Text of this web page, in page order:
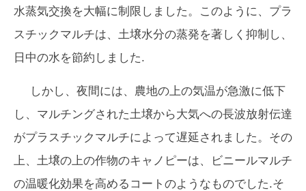
水蒸気交換を大幅に制限しました。このように、プラ
スチックマルチは、土壌水分の蒸発を著しく抑制し、
日中の水を節約しました.
しかし、夜間には、農地の上の気温が急激に低下
し、マルチングされた土壌から大気への長波放射伝達
がプラスチックマルチによって遅延されました。その
上、土壌の上の作物のキャノピーは、ビニールマルチ
の温暖化効果を高めるコートのようなものでした.そ